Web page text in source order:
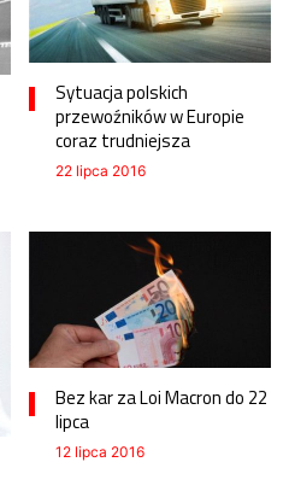
Sytuacja polskich
przewoźników w Europie
coraz trudniejsza
22 lipca 2016
Bez kar za Loi Macron do 22
lipca
12 lipca 2016